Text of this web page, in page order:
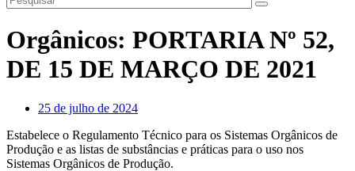
Orgânicos: PORTARIA Nº 52,
DE 15 DE MARÇO DE 2021
25 de julho de 2024
Estabelece o Regulamento Técnico para os Sistemas Orgânicos de
Produção e as listas de substâncias e práticas para o uso nos
Sistemas Orgânicos de Produção.